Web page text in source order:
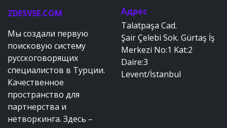
ZDESVSE.COM
Мы создали первую
поисковую систему
русскоговорящих
специалистов в Турции.
Качественное
пространство для
партнерства и
нетворкинга. Здесь –
Адрес
Talatpaşa Cad.
Şair Çelebi Sok. Gürtaş İş
Merkezi No:1 Kat:2
Daire:3
Levent/İstanbul